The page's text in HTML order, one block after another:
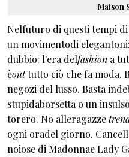
Maison
Nelfuturo di questi tempi
un movimentodi
dubbio: l'era delfashion a
èouttutto ciò che fa moda.
negozi del lusso. Basta
stupidaborsetta o un
torero. No alleragazze
ogni oradel giorno.
noiose di Madonnae Lady